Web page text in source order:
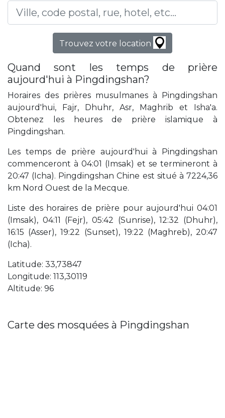
Trouvez votre location
Quand sont les temps de prière
aujourd'hui à Pingdingshan?
Horaires des prières musulmanes à Pingdingshan
aujourd'hui, Fajr, Dhuhr, Asr, Maghrib et Isha'a.
Obtenez les heures de prière islamique à
Pingdingshan.
Les temps de prière aujourd'hui à Pingdingshan
commenceront à 04:01 (Imsak) et se termineront à
20:47 (Icha). Pingdingshan Chine est situé à 7224,36
km Nord Ouest de la Mecque.
Liste des horaires de prière pour aujourd'hui 04:01
(Imsak), 04:11 (Fejr), 05:42 (Sunrise), 12:32 (Dhuhr),
16:15 (Asser), 19:22 (Sunset), 19:22 (Maghreb), 20:47
(Icha).
Latitude: 33,73847
Longitude: 113,30119
Altitude: 96
Carte des mosquées à Pingdingshan